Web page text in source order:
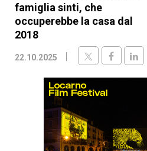
famiglia sinti, che
occuperebbe la casa dal
2018
22.10.2025